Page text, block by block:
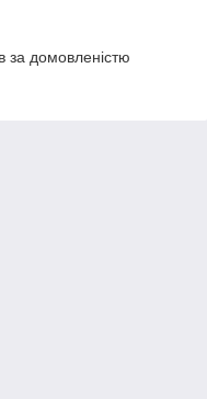
за домовленістю